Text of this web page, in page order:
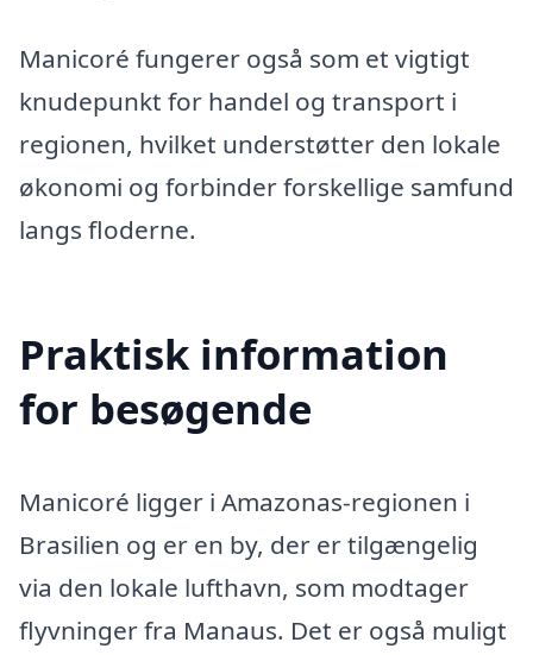
Manicoré fungerer også som et vigtigt
knudepunkt for handel og transport i
regionen, hvilket understøtter den lokale
økonomi og forbinder forskellige samfund
langs floderne.
Praktisk information
for besøgende
Manicoré ligger i Amazonas-regionen i
Brasilien og er en by, der er tilgængelig
via den lokale lufthavn, som modtager
flyvninger fra Manaus. Det er også muligt